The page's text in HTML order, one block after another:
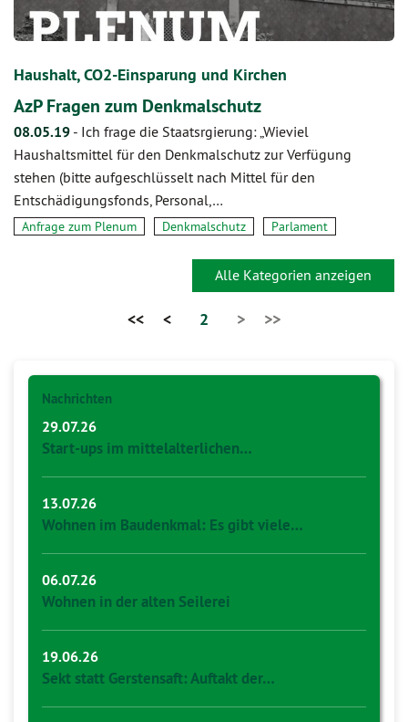
Haushalt, CO2-Einsparung und Kirchen
AzP Fragen zum Denkmalschutz
08.05.19 - Ich frage die Staatsrgierung: „Wieviel
Haushaltsmittel für den Denkmalschutz zur Verfügung
stehen (bitte aufgeschlüsselt nach Mittel für den
Entschädigungsfonds, Personal,…
Anfrage zum Plenum Denkmalschutz Parlament
Alle Kategorien anzeigen
<< < 2 > >>
Nachrichten
29.07.26
Start-ups im mittelalterlichen…
13.07.26
Wohnen im Baudenkmal: Es gibt viele…
06.07.26
Wohnen in der alten Seilerei
19.06.26
Sekt statt Gerstensaft: Auftakt der…